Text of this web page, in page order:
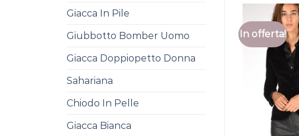
Giacca In Pile
Giubbotto Bomber Uomo
Giacca Doppiopetto Donna
Sahariana
Chiodo In Pelle
Giacca Bianca
In offerta!